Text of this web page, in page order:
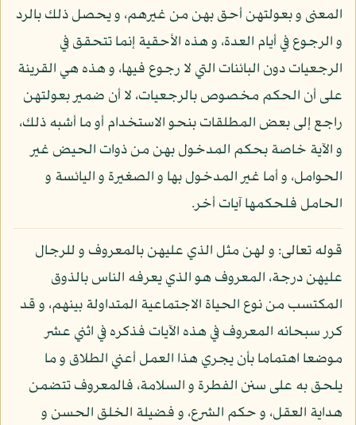
المعنى و بعولتهن أحق بهن من غيرهم، و يحصل ذلك بالرد
و الرجوع في أيام العدة، و هذه الأحقية إنما تتحقق في
الرجعيات دون البائنات التي لا رجوع فيها، و هذه هي القرينة
على أن الحكم مخصوص بالرجعيات، لا أن ضمير بعولتهن
راجع إلى بعض المطلقات بنحو الاستخدام أو ما أشبه ذلك،
و الآية خاصة بحكم المدخول بهن من ذوات الحيض غير
الحوامل، و أما غير المدخول بها و الصغيرة و اليائسة و
الحامل فلحكمها آيات أخر.
قوله تعالى: و لهن مثل الذي عليهن بالمعروف و للرجال
عليهن درجة، المعروف هو الذي يعرفه الناس بالذوق
المكتسب من نوع الحياة الاجتماعية المتداولة بينهم، و قد
كرر سبحانه المعروف في هذه الآيات فذكره في اثني عشر
موضعا اهتماما بأن يجري هذا العمل أعني الطلاق و ما
يلحق به على سنن الفطرة و السلامة، فالمعروف تتضمن
هداية العقل، و حكم الشرع، و فضيلة الخلق الحسن و